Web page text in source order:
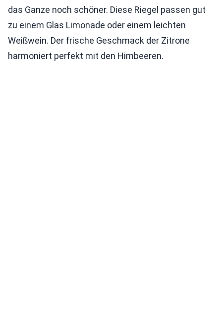
das Ganze noch schöner. Diese Riegel passen gut
zu einem Glas Limonade oder einem leichten
Weißwein. Der frische Geschmack der Zitrone
harmoniert perfekt mit den Himbeeren.